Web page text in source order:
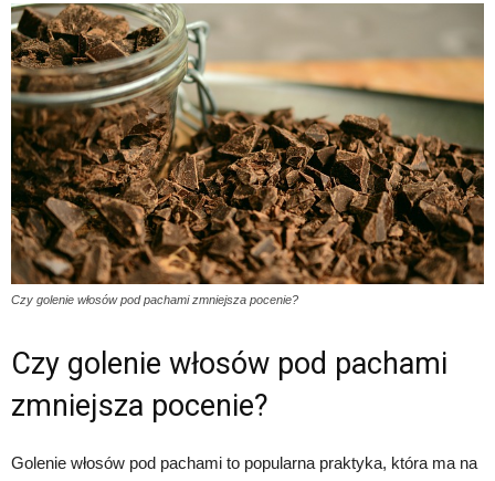
Czy golenie włosów pod pachami zmniejsza pocenie?
Czy golenie włosów pod pachami
zmniejsza pocenie?
Golenie włosów pod pachami to popularna praktyka, która ma na